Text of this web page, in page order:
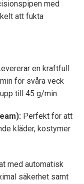
med
att fukta
en kraftfull
för svåra veck
till 45 g/min.
Perfekt för att
kläder, kostymer
med automatisk
säkerhet samt